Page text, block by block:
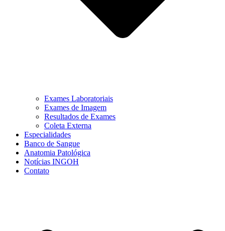
Exames Laboratoriais
Exames de Imagem
Resultados de Exames
Coleta Externa
Especialidades
Banco de Sangue
Anatomia Patológica
Notícias INGOH
Contato